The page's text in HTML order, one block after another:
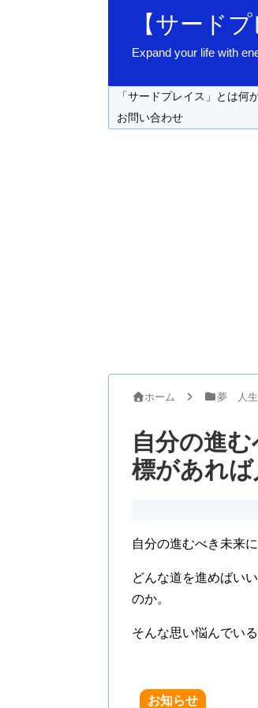
【サード
Expand your life with
「サードプレイス」とは何
お問い合わせ
ホーム 夢 人生
自分の進
標があれ
自分の進むべき未来
どんな道を進めばい
のか。
そんな思い悩んでい
お知らせ